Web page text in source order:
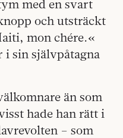
med en svart
och utsträckt
mon chére.«
i sin självpåtagna
än som
hade han rätt i
– som